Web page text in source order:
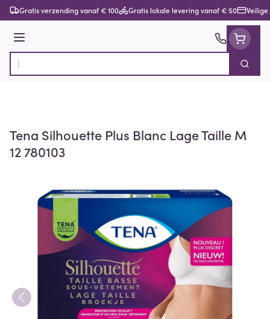
Ga naar de inhoud
Gratis verzending vanaf € 100 Gratis lokale levering vanaf € 50
Menu
Product, merk, categorie...
Zoek
Tena Silhouette Plus Blanc Lage Taille M
12 780103